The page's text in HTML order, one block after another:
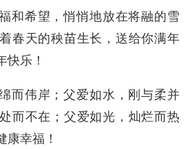
和希望，悄悄地放在将融的雪
春天的秧苗生长，送给你满年
快乐！
而伟岸；父爱如水，刚与柔并
而不在；父爱如光，灿烂而热
康幸福！